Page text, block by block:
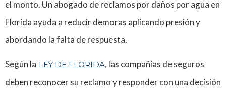
el monto. Un abogado de reclamos por daños por agua en
Florida ayuda a reducir demoras aplicando presión y
abordando la falta de respuesta.
Según la LEY DE FLORIDA, las compañías de seguros
deben reconocer su reclamo y responder con una decisión